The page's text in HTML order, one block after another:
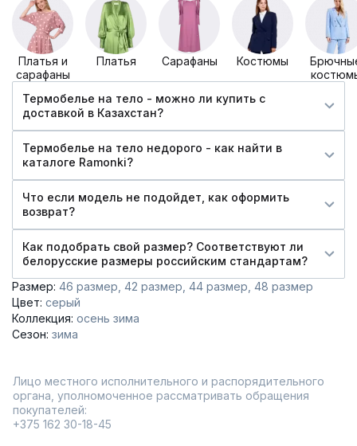
Платья и
сарафаны
Платья Сарафаны Костюмы
Термобелье на тело - можно ли купить c
доставкой в Казахстан?
Термобелье на тело недорого - как найти в
каталоге Ramonki?
Что если модель не подойдет, как оформить
возврат?
Как подобрать свой размер? Соответствуют ли
белорусские размеры российским стандартам?
Размер: 46 размер 42 размер 44 размер 48 размер
Цвет: серый
Коллекция: осень зима
Сезон: зима
Лицо местного исполнительного и распорядительного
органа, уполномоченное рассматривать обращения
покупателей:
+375 162 30-18-45